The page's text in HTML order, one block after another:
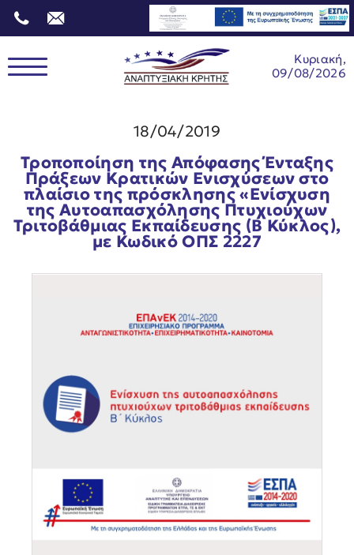
Κυριακή,
09/08/2026
18/04/2019
Τροποποίηση της Απόφασης Ένταξης
Πράξεων Κρατικών Ενισχύσεων στο
πλαίσιο της πρόσκλησης «Ενίσχυση
της Αυτοαπασχόλησης Πτυχιούχων
Τριτοβάθμιας Εκπαίδευσης (Β Κύκλος),
με Κωδικό ΟΠΣ 2227